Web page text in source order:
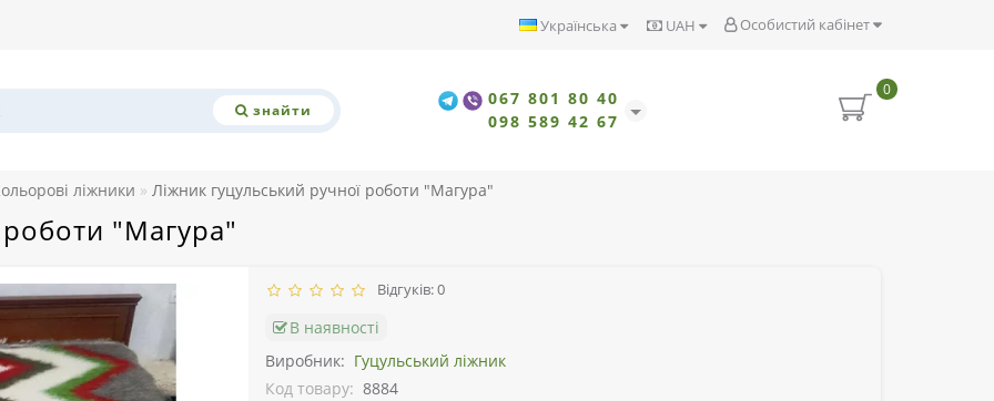
Особистий кабінет
UAH
Українська
знайти
067 801 80 40
098 589 42 67
0
ліжники Ліжник гуцульський ручної роботи "Магура"
"Магура"
Відгуків: 0
В наявності
Виробник: Гуцульський ліжник
Код товару: 8884